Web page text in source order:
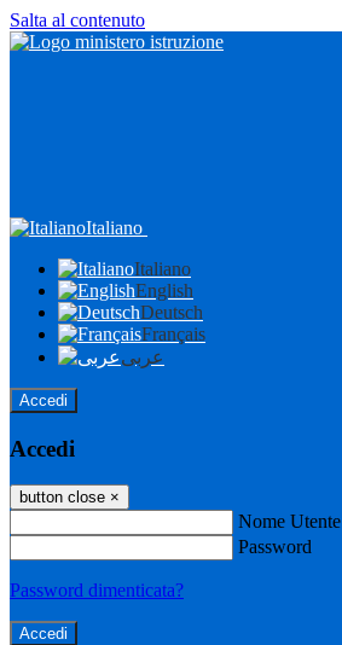
Salta al contenuto
Italiano
Italiano
English
Deutsch
Français
عربى
Accedi
Accedi
button close ×
Nome Utente
Password
Password dimenticata?